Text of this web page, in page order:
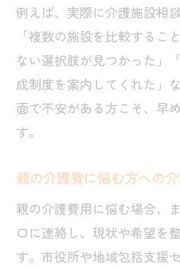
例えば、実際に介護施設相
「複数の施設を比較するこ
ない選択肢が見つかった」
成制度を案内してくれた」
面で不安がある方こそ、早
す。
親の介護費に悩む方への
親の介護費用に悩む場合、
口に連絡し、現状や希望を
す。市役所や地域包括支援